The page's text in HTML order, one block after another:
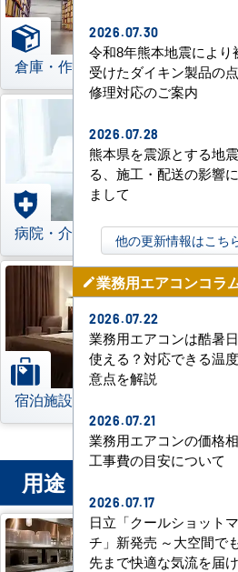
倉庫・作業場 理
病院・介護施設
宿泊施設
用途 から業務用エ
2026.07.30
令和8年熊本地震により
受けたダイキン製品の点
修理対応のご案内
2026.07.28
熊本県を震源とする地
る、施工・配送の影響
まして
他の更新情報はこち
mode_edit業務用エアコンコラ
2026.07.22
業務用エアコンは酷暑
使える？対応できる温
意点を解説
2026.07.21
業務用エアコンの価格
工事費の目安について
2026.07.17
日立「クールショット
チ」新発売 ～大空間で
先まで快適な気流を届